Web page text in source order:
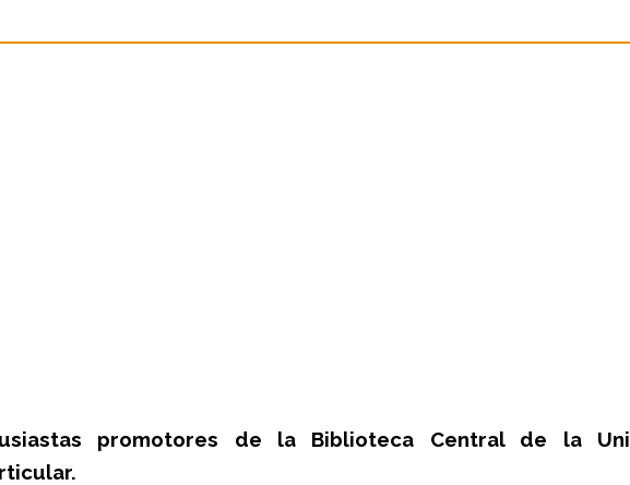
promotores de la Biblioteca Central de la